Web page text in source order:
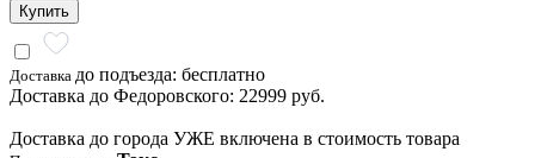
Купить
Доставка до подъезда: бесплатно
Доставка до Федоровского: 22999 руб.
Доставка до города УЖЕ включена в стоимость товара